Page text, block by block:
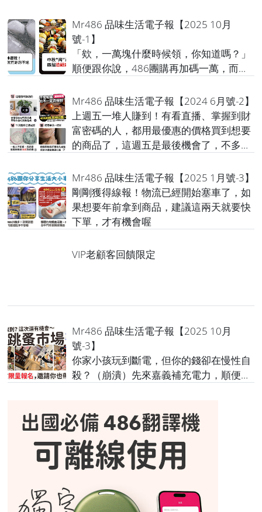
Mr486 品味生活電子報【2025 10月
號-1】
「欸，一萬塊什麼時候領，你知道嗎？」
順便跟你說，486團購再加碼一萬，而且
Mr486 品味生活電子報【2024 6月號-2】
上週五一堆人賺到！有看直播、掌握到財
富密碼的人，都用最優惠的價格買到想要
的商品了，這週五是最後機會了，不多說
Mr486 品味生活電子報【2025 1月號-3】
剛剛獲得線報！物流已經開始塞車了，如
果想要年前拿到商品，建議這兩天就要快
下單，才有機會喔
VIP老顧客回饋限定
Mr486 品味生活電子報【2025 10月
號-3】
你家小孩玩到斷電，但你的錢卻在慢性自
殺？（崩潰）先來嘉義補充電力，順便學